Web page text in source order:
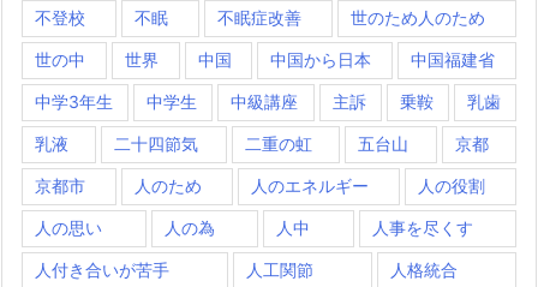
不登校 不眠 不眠症改善 世のため人のため
世の中 世界 中国 中国から日本 中国福建省
中学3年生 中学生 中級講座 主訴 乗鞍 乳歯
乳液 二十四節気 二重の虹 五台山 京都
京都市 人のため 人のエネルギー 人の役割
人の思い 人の為 人中 人事を尽くす
人付き合いが苦手 人工関節 人格統合